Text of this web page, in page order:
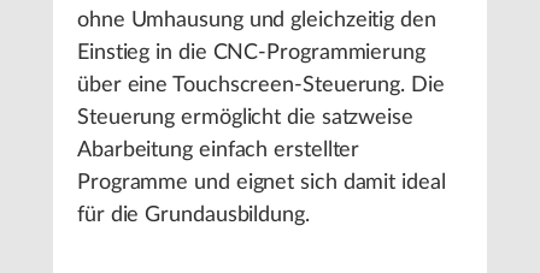
ohne Umhausung und gleichzeitig den
Einstieg in die CNC-Programmierung
über eine Touchscreen-Steuerung. Die
Steuerung ermöglicht die satzweise
Abarbeitung einfach erstellter
Programme und eignet sich damit ideal
für die Grundausbildung.